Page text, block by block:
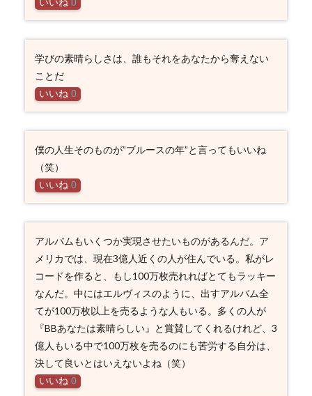
学びの素晴らしさは、誰もそれをあなたから奪えない
ことだ
いいね 0
僕の人生そのものが”ブルースの年”と言ってもいいね
（笑）
いいね 0
アルバムもいくつか実現させたいものがあるんだ。ア
メリカでは、現在3億人近くの人が住んでいる。私がレ
コードを作ると、もし100万枚売れればとてもラッキー
なんだ。中にはエルヴィスのように、出すアルバム全
てが100万枚以上を売るような人もいる。多くの人が
『BBあなたは素晴らしい』と賞賛してくれるけれど、3
億人もいる中で100万枚を売るのにも苦労する自分は、
決して良いとはいえないよね（笑）
いいね 0